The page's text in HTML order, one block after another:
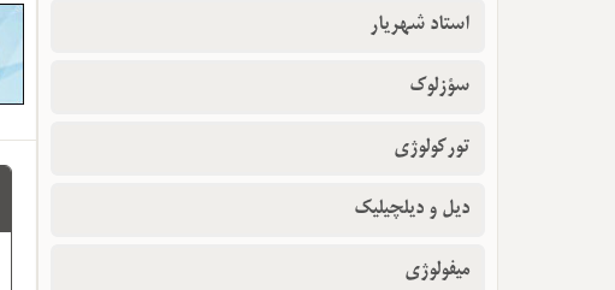
استاد شهریار
سؤزلوک
تورکولوژی
دیل و دیلچیلیک
میفولوژی